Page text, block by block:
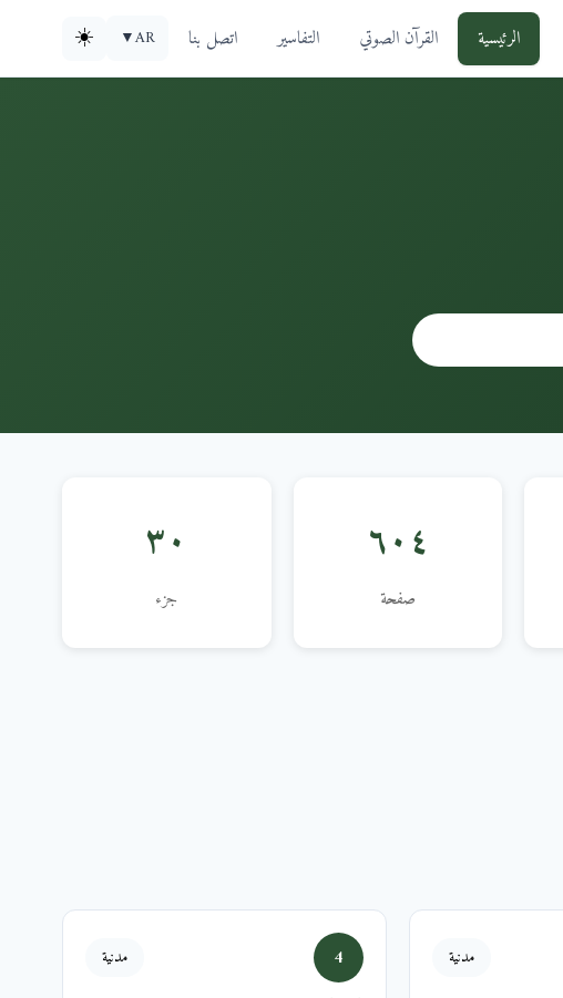
الرئيسية القرآن الصوتي التفاسير اتصل بنا AR
▼
☀️
٦٠٤
صفحة
٣٠
جزء
مدنية 4 مدنية